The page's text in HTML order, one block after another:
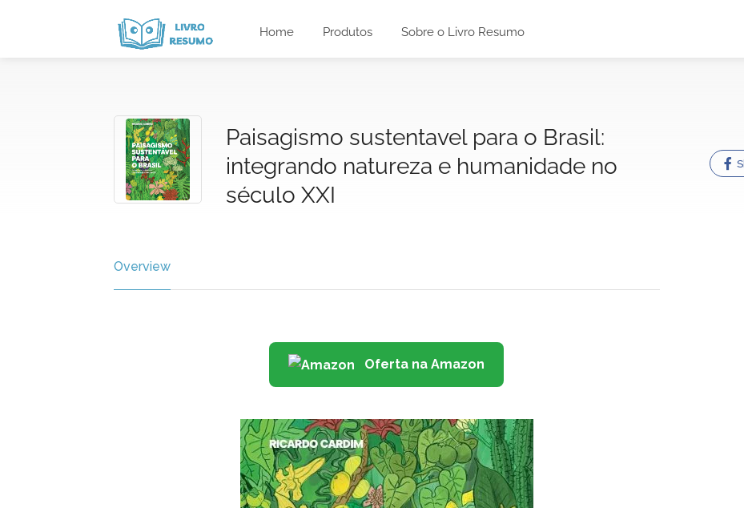
Home Produtos Sobre o Livro Resumo
Paisagismo sustentavel para o Brasil:
integrando natureza e humanidade no
século XXI
Overview
Oferta na Amazon